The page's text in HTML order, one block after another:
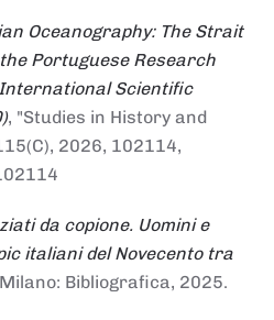
Oceanography: The Strait
Portuguese Research
Scientific
, "Studies in History and
2026, 102114,
da copione. Uomini e
italiani del Novecento tra
Bibliografica, 2025.